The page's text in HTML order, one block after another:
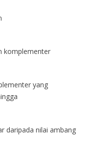
komplementer
yang
daripada nilai ambang